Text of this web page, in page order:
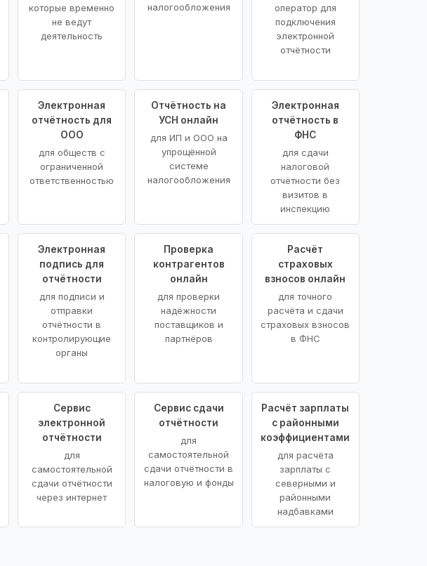
которые временно
не ведут
деятельность
налогообложения
оператор для
подключения
электронной
отчётности
Электронная
отчётность для
ООО
для обществ с
ограниченной
ответственностью
Отчётность на
УСН онлайн
для ИП и ООО на
упрощённой
системе
налогообложения
Электронная
отчётность в
ФНС
для сдачи
налоговой
отчётности без
визитов в
инспекцию
Электронная
подпись для
отчётности
для подписи и
отправки
отчётности в
контролирующие
органы
Проверка
контрагентов
онлайн
для проверки
надёжности
поставщиков и
партнёров
Расчёт
страховых
взносов онлайн
для точного
расчёта и сдачи
страховых взносов
в ФНС
Сервис
электронной
отчётности
для
самостоятельной
сдачи отчётности
через интернет
Сервис сдачи
отчётности
для
самостоятельной
сдачи отчётности в
налоговую и фонды
Расчёт зарплаты
с районными
коэффициентами
для расчёта
зарплаты с
северными и
районными
надбавками